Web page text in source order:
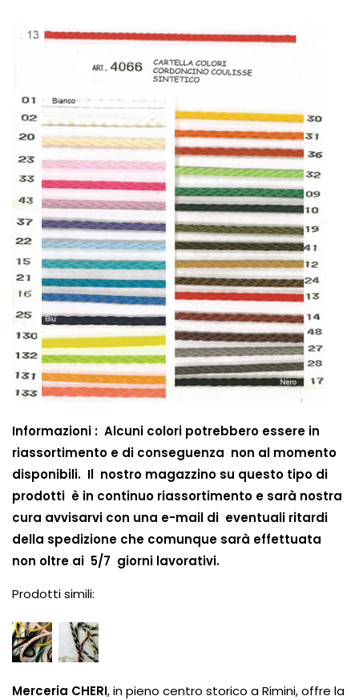
Informazioni : Alcuni colori potrebbero essere in
riassortimento e di conseguenza non al momento
disponibili. Il nostro magazzino su questo tipo di
prodotti è in continuo riassortimento e sarà nostra
cura avvisarvi con una e-mail di eventuali ritardi
della spedizione che comunque sarà effettuata
non oltre ai 5/7 giorni lavorativi.
Prodotti simili:
Merceria CHERI, in pieno centro storico a Rimini, offre la